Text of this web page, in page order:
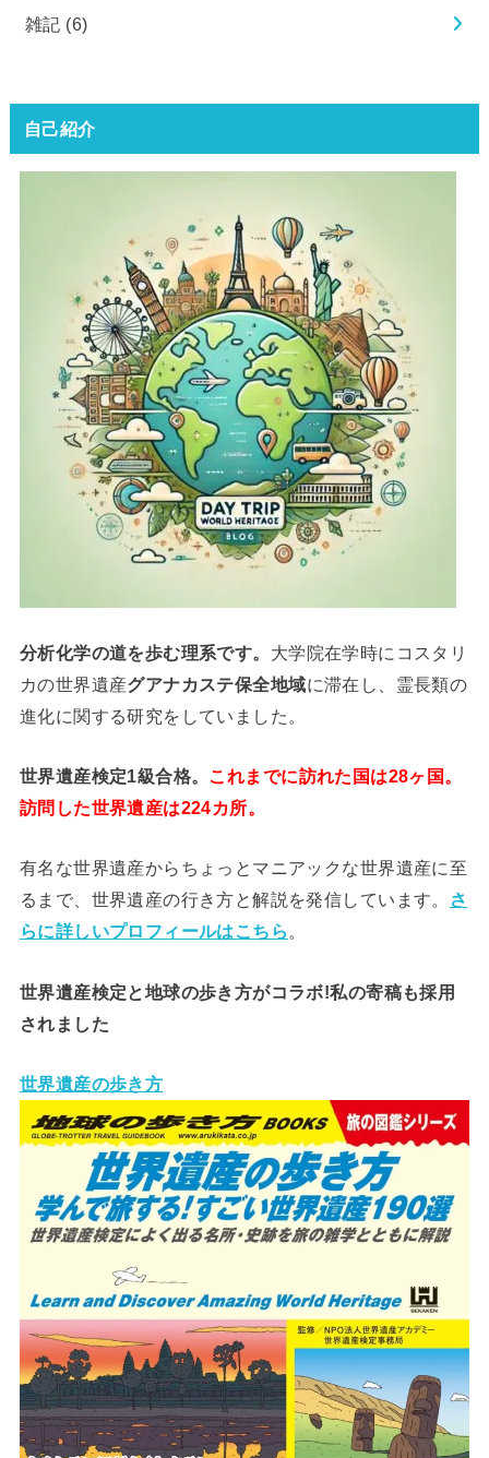
雑記 (6)
自己紹介
分析化学の道を歩む理系です。 大学院在学時にコスタリ
カの世界遺産グアナカステ保全地域に滞在し、霊長類の
進化に関する研究をしていました。
世界遺産検定1級合格。 これまでに訪れた国は28ヶ国。
訪問した世界遺産は224カ所。
有名な世界遺産からちょっとマニアックな世界遺産に至
るまで、世界遺産の行き方と解説を発信しています。
さ
らに詳しいプロフィールはこちら 。
世界遺産検定と地球の歩き方がコラボ!私の寄稿も採用
されました
世界遺産の歩き方